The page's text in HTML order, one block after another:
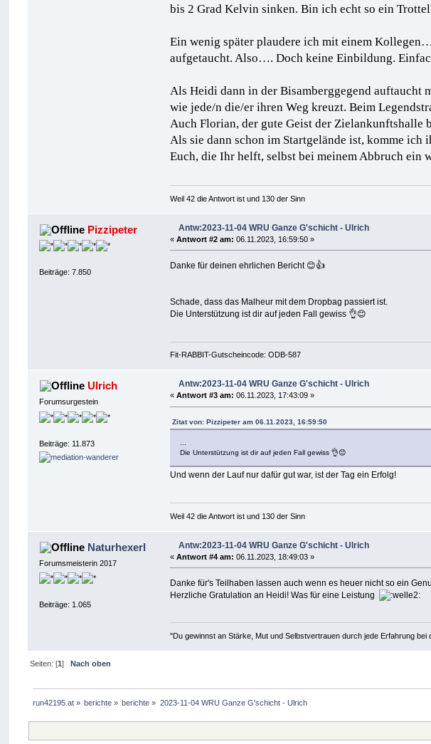
bis 2 Grad Kelvin sinken. Bin ich echt so ein
Ein wenig später plaudere ich mit einem
aufgetaucht. Also…. Doch keine Einbildung.
Als Heidi dann in der Bisamberggegend auftaucht
wie jede/n die/er ihren Weg kreuzt. Beim
Auch Florian, der gute Geist der Zielankunftshalle
Als sie dann schon im Startgelände ist, komme
Euch, die Ihr helft, selbst bei meinem Abbruch ein
Weil 42 die Antwort ist und 130 der Sinn
Pizzipeter
Beiträge: 7.850
Antw:2023-11-04 WRU Ganze G'schicht - Ulrich
«Antwort #2 am: 06.11.2023, 16:59:50 »
Danke für deinen ehrlichen Bericht 😊👍
Schade, dass das Malheur mit dem Dropbag passiert ist.
Die Unterstützung ist dir auf jeden Fall gewiss 👌😊
Fit-RABBIT-Gutscheincode: ODB-587
Ulrich
Forumsurgestein
Beiträge: 11.873
Antw:2023-11-04 WRU Ganze G'schicht - Ulrich
«Antwort #3 am: 06.11.2023, 17:43:09 »
Zitat von: Pizzipeter am 06.11.2023, 16:59:50
...
Die Unterstützung ist dir auf jeden Fall gewiss 👌😊
Und wenn der Lauf nur dafür gut war, ist der Tag ein Erfolg!
Weil 42 die Antwort ist und 130 der Sinn
Naturhexerl
Forumsmeisterin 2017
Beiträge: 1.065
Antw:2023-11-04 WRU Ganze G'schicht - Ulrich
«Antwort #4 am: 06.11.2023, 18:49:03 »
Danke für's Teilhaben lassen auch wenn es heuer nicht so ein
Herzliche Gratulation an Heidi! Was für eine Leistung
"Du gewinnst an Stärke, Mut und Selbstvertrauen durch jede Erfahrung
Seiten: [1] Nach oben
run42195.at» berichte » berichte » 2023-11-04 WRU Ganze G'schicht - Ulrich